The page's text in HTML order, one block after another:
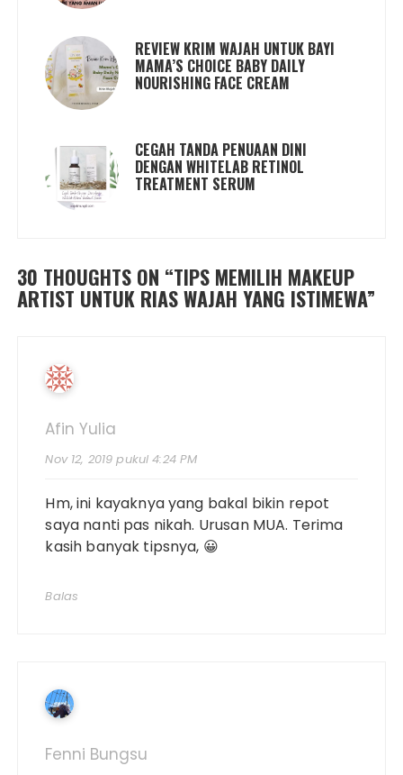
REVIEW KRIM WAJAH UNTUK BAYI
MAMA’S CHOICE BABY DAILY
NOURISHING FACE CREAM
CEGAH TANDA PENUAAN DINI
DENGAN WHITELAB RETINOL
TREATMENT SERUM
30 THOUGHTS ON “TIPS MEMILIH MAKEUP
ARTIST UNTUK RIAS WAJAH YANG ISTIMEWA”
Afin Yulia
Nov 12, 2019 pukul 4:24 PM
Hm, ini kayaknya yang bakal bikin repot
saya nanti pas nikah. Urusan MUA. Terima
kasih banyak tipsnya, 😀
Balas
Fenni Bungsu